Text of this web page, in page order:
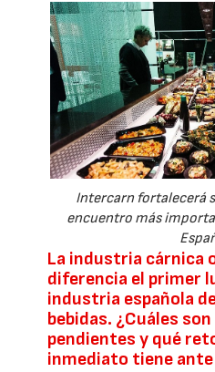
Intercarn fortalecerá
encuentro más
La industria cárnica
diferencia el primer
industria española
bebidas. ¿Cuáles
pendientes y qué
inmediato tiene